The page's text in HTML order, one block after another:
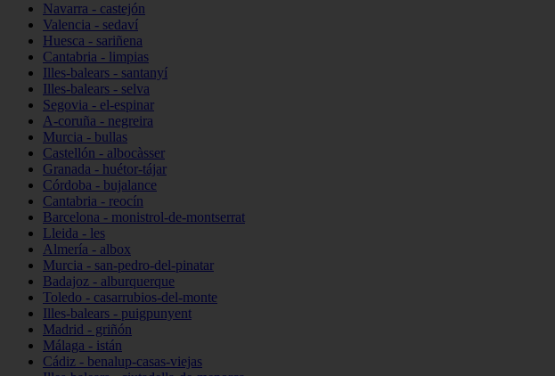
Navarra - castejón
Valencia - sedaví
Huesca - sariñena
Cantabria - limpias
Illes-balears - santanyí
Illes-balears - selva
Segovia - el-espinar
A-coruña - negreira
Murcia - bullas
Castellón - albocàsser
Granada - huétor-tájar
Córdoba - bujalance
Cantabria - reocín
Barcelona - monistrol-de-montserrat
Lleida - les
Almería - albox
Murcia - san-pedro-del-pinatar
Badajoz - alburquerque
Toledo - casarrubios-del-monte
Illes-balears - puigpunyent
Madrid - griñón
Málaga - istán
Cádiz - benalup-casas-viejas